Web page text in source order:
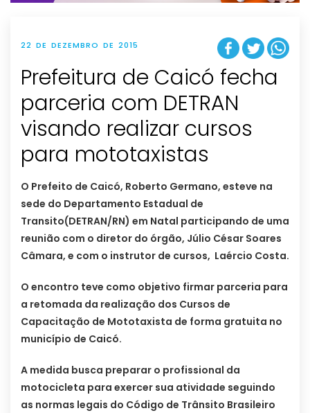
22 DE DEZEMBRO DE 2015
Prefeitura de Caicó fecha
parceria com DETRAN
visando realizar cursos
para mototaxistas
O Prefeito de Caicó, Roberto Germano, esteve na
sede do Departamento Estadual de
Transito(DETRAN/RN) em Natal participando de uma
reunião com o diretor do órgão, Júlio César Soares
Câmara, e com o instrutor de cursos, Laércio Costa.
O encontro teve como objetivo firmar parceria para
a retomada da realização dos Cursos de
Capacitação de Mototaxista de forma gratuita no
município de Caicó.
A medida busca preparar o profissional da
motocicleta para exercer sua atividade seguindo
as normas legais do Código de Trânsito Brasileiro